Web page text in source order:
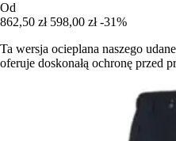
Od
862,50 zł 598,00 zł -31%
Ta wersja ocieplana naszego
oferuje doskonałą ochronę przed